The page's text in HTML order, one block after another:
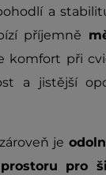
a
příjemně
komfort při
a jistější
je
pro